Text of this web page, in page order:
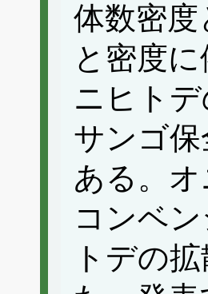
体数密
と密度
ニヒト
サンゴ
ある。
コンベ
トデの